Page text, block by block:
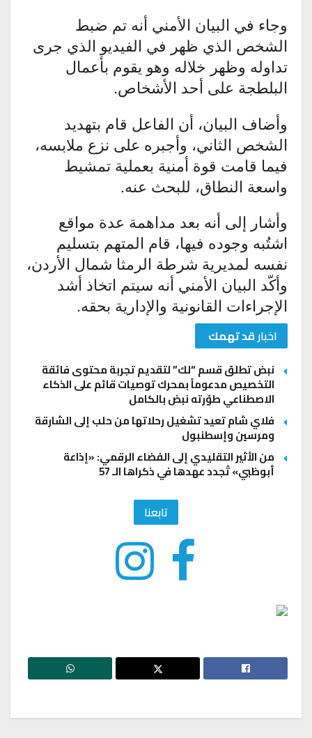
وجاء في البيان الأمني أنه تم ضبط
الشخص الذي ظهر في الفيديو الذي جرى
تداوله وظهر خلاله وهو يقوم بأعمال
البلطجة على أحد الأشخاص.
وأضاف البيان، أن الفاعل قام بتهديد
الشخص الثاني، وأجبره على نزع ملابسه،
فيما قامت قوة أمنية بعملية تمشيط
واسعة النطاق، للبحث عنه.
وأشار إلى أنه بعد مداهمة عدة مواقع
اشتُبه وجوده فيها، قام المتهم بتسليم
نفسه لمديرية شرطة الرمثا شمال الأردن،
وأكّد البيان الأمني أنه سيتم اتخاذ أشد
الإجراءات القانونية والإدارية بحقه.
اخبارقد تهمك
نبض تطلق قسم “لك” لتقديم تجربة محتوى فائقة
التخصيص مدعوماً بمحرك توصيات قائم على الذكاء
الاصطناعي طوّرته نبض بالكامل
فلاي شام تعيد تشغيل رحلاتها من حلب إلى الشارقة
ومرسين وإسطنبول
من الأثير التقليدي إلى الفضاء الرقمي: «إذاعة
أبوظبي» تُجدد عهدها في ذكراها الـ 57
تابعنا